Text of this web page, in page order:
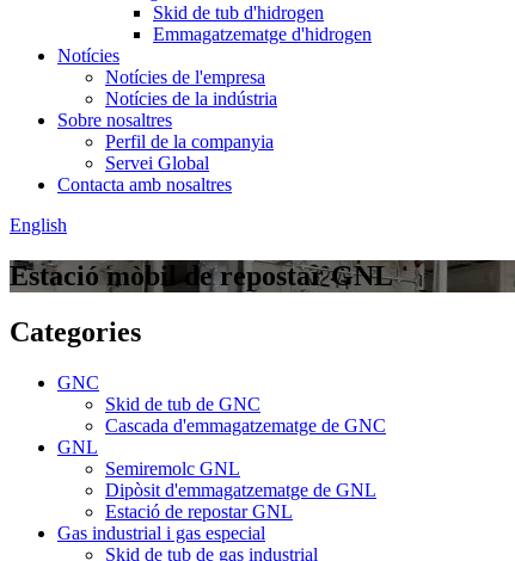
Skid de tub d'hidrogen
Emmagatzematge d'hidrogen
Notícies
Notícies de l'empresa
Notícies de la indústria
Sobre nosaltres
Perfil de la companyia
Servei Global
Contacta amb nosaltres
English
Estació mòbil de repostar GNL
Categories
GNC
Skid de tub de GNC
Cascada d'emmagatzematge de GNC
GNL
Semiremolc GNL
Dipòsit d'emmagatzematge de GNL
Estació de repostar GNL
Gas industrial i gas especial
Skid de tub de gas industrial